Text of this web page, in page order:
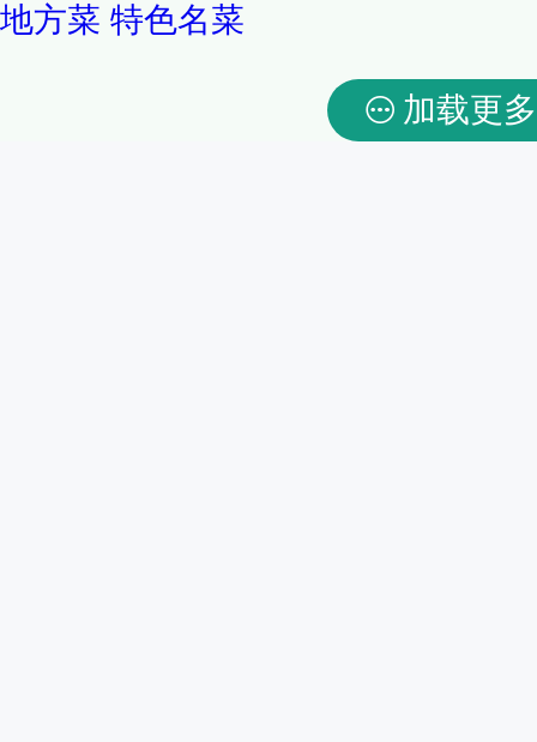
地方菜 特色名菜
加载更多